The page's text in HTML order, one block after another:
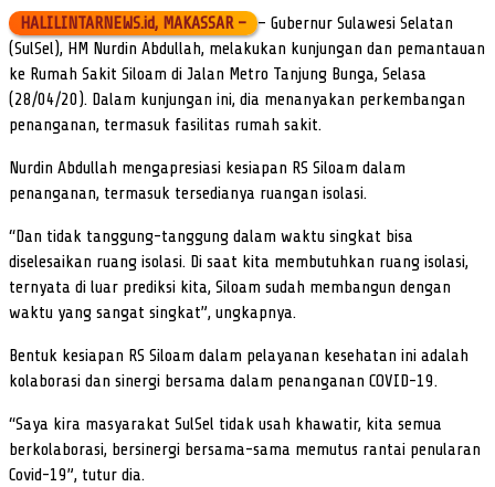
HALILINTARNEWS.id, MAKASSAR – – Gubernur Sulawesi Selatan
(SulSel), HM Nurdin Abdullah, melakukan kunjungan dan pemantauan
ke Rumah Sakit Siloam di Jalan Metro Tanjung Bunga, Selasa
(28/04/20). Dalam kunjungan ini, dia menanyakan perkembangan
penanganan, termasuk fasilitas rumah sakit.
Nurdin Abdullah mengapresiasi kesiapan RS Siloam dalam
penanganan, termasuk tersedianya ruangan isolasi.
“Dan tidak tanggung-tanggung dalam waktu singkat bisa
diselesaikan ruang isolasi. Di saat kita membutuhkan ruang isolasi,
ternyata di luar prediksi kita, Siloam sudah membangun dengan
waktu yang sangat singkat”, ungkapnya.
Bentuk kesiapan RS Siloam dalam pelayanan kesehatan ini adalah
kolaborasi dan sinergi bersama dalam penanganan COVID-19.
“Saya kira masyarakat SulSel tidak usah khawatir, kita semua
berkolaborasi, bersinergi bersama-sama memutus rantai penularan
Covid-19”, tutur dia.